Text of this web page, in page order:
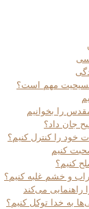
مهم است؟
را بخوانیم
جان داد؟
خود را کنترل کنیم؟
کنیم
کنیم؟
و خشم غلبه کنیم؟
راهنمایی می‌کند
به خدا توکل کنیم؟